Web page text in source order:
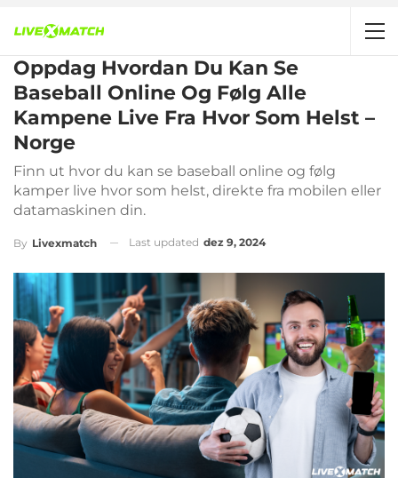
Oppdag Hvordan Du Kan Se
Baseball Online Og Følg Alle
Kampene Live Fra Hvor Som Helst –
Norge
Finn ut hvor du kan se baseball online og følg
kamper live hvor som helst, direkte fra mobilen eller
datamaskinen din.
By Livexmatch Last updated dez 9, 2024